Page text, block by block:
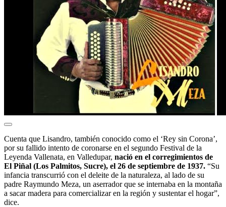
Cuenta que Lisandro, también conocido como el ‘Rey sin Corona’,
por su fallido intento de coronarse en el segundo Festival de la
Leyenda Vallenata, en Valledupar, nació en el corregimientos de
El Piñal (Los Palmitos, Sucre), el 26 de septiembre de 1937. “Su
infancia transcurrió con el deleite de la naturaleza, al lado de su
padre Raymundo Meza, un aserrador que se internaba en la montaña
a sacar madera para comercializar en la región y sustentar el hogar”,
dice.